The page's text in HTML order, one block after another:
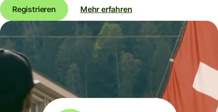
Registrieren Mehr erfahren